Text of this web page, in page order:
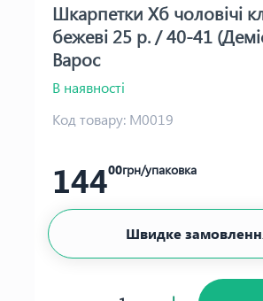
Шкарпетки Хб чоловічі
бежеві 25 р. / 40-41
Варос
В наявності
Код товару: М0019
14400грн/упаковка
Швидке